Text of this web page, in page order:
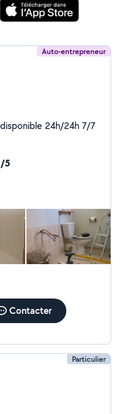
Auto-entrepreneur
24h/24h 7/7
5
Contacter
Particulier